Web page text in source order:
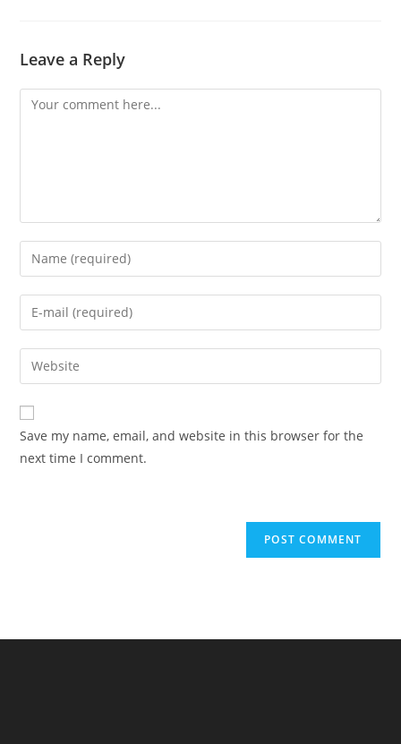
Leave a Reply
Comment
Enter
your
name
comment
Enter
your
email
address
comment
Enter
your
website
URL
(optional)
Save my name, email, and website in this browser for the
next time I comment.